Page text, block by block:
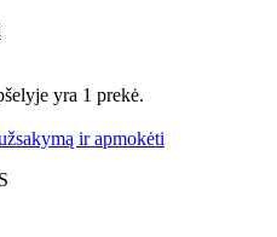
yra 1 prekė.
ir apmokėti